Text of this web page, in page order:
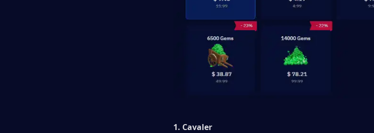
1. Cavaler